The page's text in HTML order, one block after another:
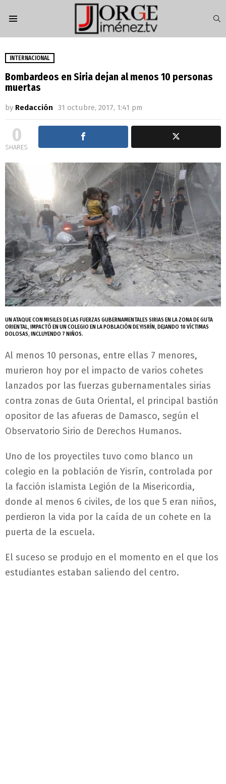
INTERNACIONAL
Bombardeos en Siria dejan al menos 10 personas
muertas
by Redacción 31 octubre, 2017, 1:41 pm
0
SHARES
UN ATAQUE CON MISILES DE LAS FUERZAS GUBERNAMENTALES SIRIAS EN LA ZONA DE GUTA
ORIENTAL, IMPACTÓ EN UN COLEGIO EN LA POBLACIÓN DE YISRÍN, DEJANDO 10 VÍCTIMAS
DOLOSAS, INCLUYENDO 7 NIÑOS.
Al menos 10 personas, entre ellas 7 menores,
murieron hoy por el impacto de varios cohetes
lanzados por las fuerzas gubernamentales sirias
contra zonas de Guta Oriental, el principal bastión
opositor de las afueras de Damasco, según el
Observatorio Sirio de Derechos Humanos.
Uno de los proyectiles tuvo como blanco un
colegio en la población de Yisrín, controlada por
la facción islamista Legión de la Misericordia,
donde al menos 6 civiles, de los que 5 eran niños,
perdieron la vida por la caída de un cohete en la
puerta de la escuela.
El suceso se produjo en el momento en el que los
estudiantes estaban saliendo del centro.